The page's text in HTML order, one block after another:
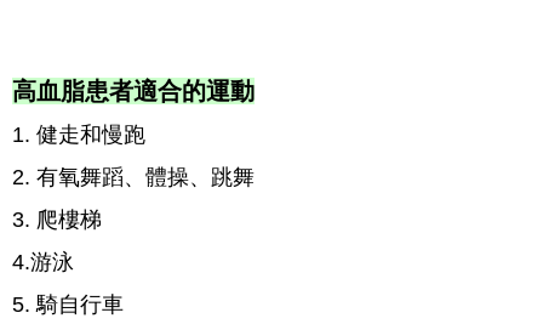
高血脂患者適合的運動
1. 健走和慢跑
2. 有氧舞蹈、體操、跳舞
3. 爬樓梯
4.游泳
5. 騎自行車